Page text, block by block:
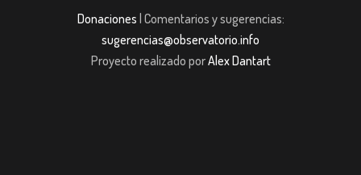
Donaciones | Comentarios y sugerencias:
sugerencias@observatorio.info
Proyecto realizado porAlex Dantart